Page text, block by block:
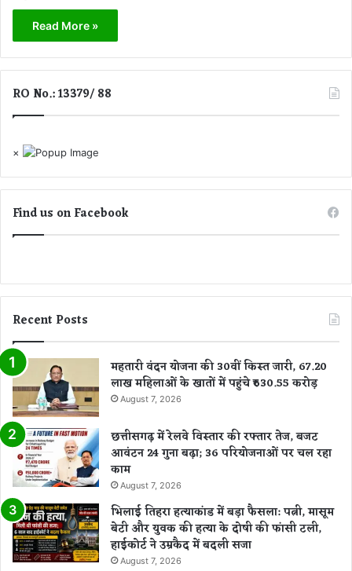
Read More »
RO No.: 13379/ 88
×
Find us on Facebook
Recent Posts
महतारी वंदन योजना की 30वीं किस्त जारी, 67.20
लाख महिलाओं के खातों में पहुंचे ₹630.55 करोड़
August 7, 2026
छत्तीसगढ़ में रेलवे विस्तार की रफ्तार तेज, बजट
आवंटन 24 गुना बढ़ा; 36 परियोजनाओं पर चल रहा
काम
August 7, 2026
भिलाई तिहरा हत्याकांड में बड़ा फैसला: पत्नी, मासूम
बेटी और युवक की हत्या के दोषी की फांसी टली,
हाईकोर्ट ने उम्रकैद में बदली सजा
August 7, 2026